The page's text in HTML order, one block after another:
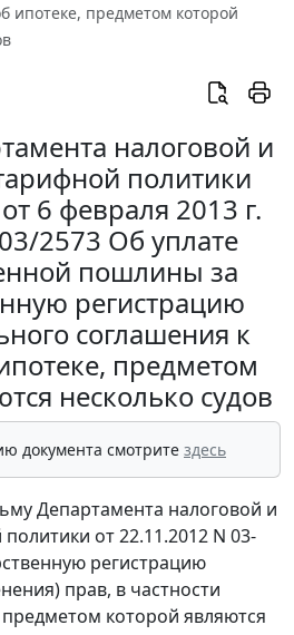
ипотеке, предметом которой
налоговой и
политики
6 февраля 2013 г.
2573 Об уплате
пошлины за
регистрацию
соглашения к
предметом
несколько судов
документа смотрите здесь
Департамента налоговой и
от 22.11.2012 N 03-
регистрацию
прав, в частности
которой являются